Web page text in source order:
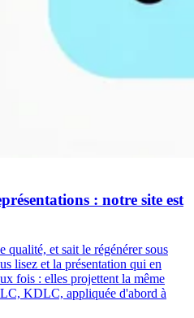
: notre site est
qualité, et sait le régénérer sous
lisez et la présentation qui en
fois : elles projettent la même
KDLC, appliquée d'abord à